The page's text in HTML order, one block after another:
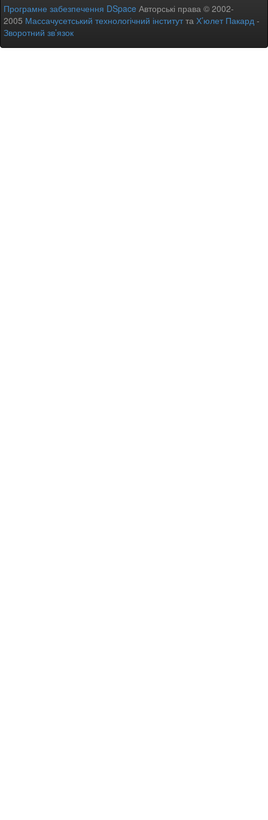
Програмне забезпечення DSpace Авторські права © 2002-
2005 Массачусетський технологічний інститутта Х’юлет Пакард -
Зворотний зв’язок